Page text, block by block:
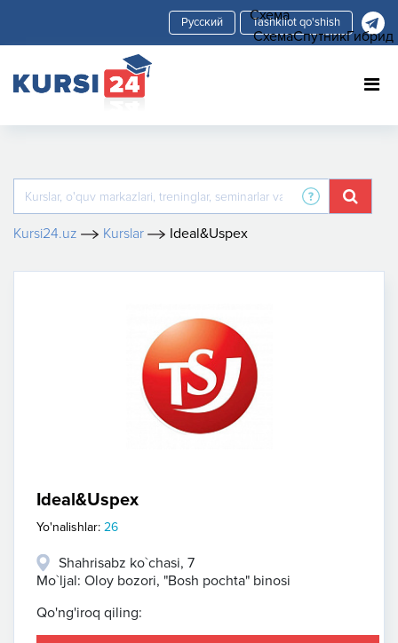
Tashkilot qo'shish
Kursi24.uz Kurslar Ideal&Uspex
Ideal&Uspex
Yo'nalishlar: 26
Shahrisabz ko`chasi, 7
Mo`ljal: Oloy bozori, "Bosh pochta" binosi
Qo'ng'iroq qiling:
Схема
СхемаСпутникГибрид